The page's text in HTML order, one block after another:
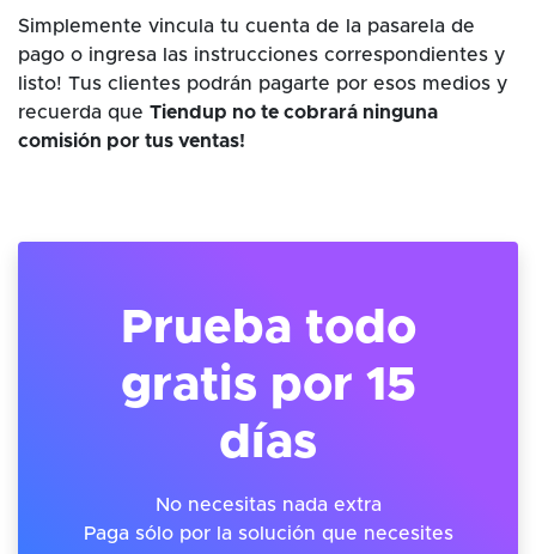
Simplemente vincula tu cuenta de la pasarela de
pago o ingresa las instrucciones correspondientes y
listo! Tus clientes podrán pagarte por esos medios y
recuerda que Tiendup no te cobrará ninguna
comisión por tus ventas!
Prueba todo
gratis por 15
días
No necesitas nada extra
Paga sólo por la solución que necesites